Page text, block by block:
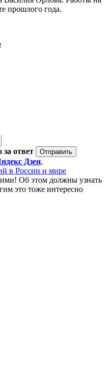
прошлого года.
за ответ
Дзен,
в России и мире
Об этом должны узнать
это тоже интересно